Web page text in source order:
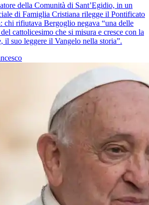
della Comunità di Sant’Egidio, in un
di Famiglia Cristiana rilegge il Pontificato
chi rifiutava Bergoglio negava “una delle
cattolicesimo che si misura e cresce con la
il suo leggere il Vangelo nella storia”.